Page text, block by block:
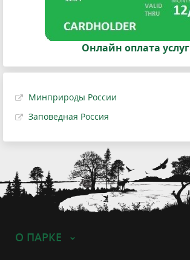
Онлайн оплата услуг
Минприроды России
Заповедная Россия
О ПАРКЕ